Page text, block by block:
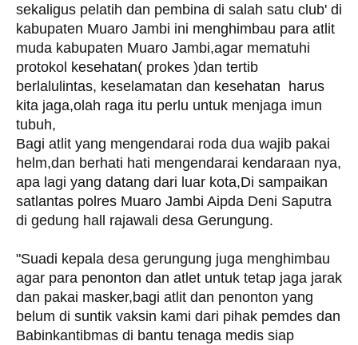
sekaligus pelatih dan pembina di salah satu club' di
kabupaten Muaro Jambi ini menghimbau para atlit
muda kabupaten Muaro Jambi,agar mematuhi
protokol kesehatan( prokes )dan tertib
berlalulintas, keselamatan dan kesehatan harus
kita jaga,olah raga itu perlu untuk menjaga imun
tubuh,
Bagi atlit yang mengendarai roda dua wajib pakai
helm,dan berhati hati mengendarai kendaraan nya,
apa lagi yang datang dari luar kota,Di sampaikan
satlantas polres Muaro Jambi Aipda Deni Saputra
di gedung hall rajawali desa Gerungung.
"Suadi kepala desa gerungung juga menghimbau
agar para penonton dan atlet untuk tetap jaga jarak
dan pakai masker,bagi atlit dan penonton yang
belum di suntik vaksin kami dari pihak pemdes dan
Babinkantibmas di bantu tenaga medis siap